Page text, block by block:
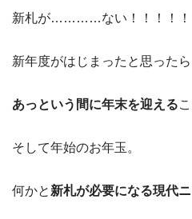
新札が…………ない！！！！！
新年度がはじまったと思ったら
あっという間に年末を迎える
そして年始のお年玉。
何かと 新札が必要になる現代